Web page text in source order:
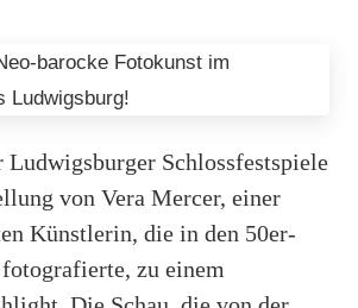
Ludwigsburger Schlossfestspiele
von Vera Mercer, einer
Künstlerin, die in den 50er-
zu einem